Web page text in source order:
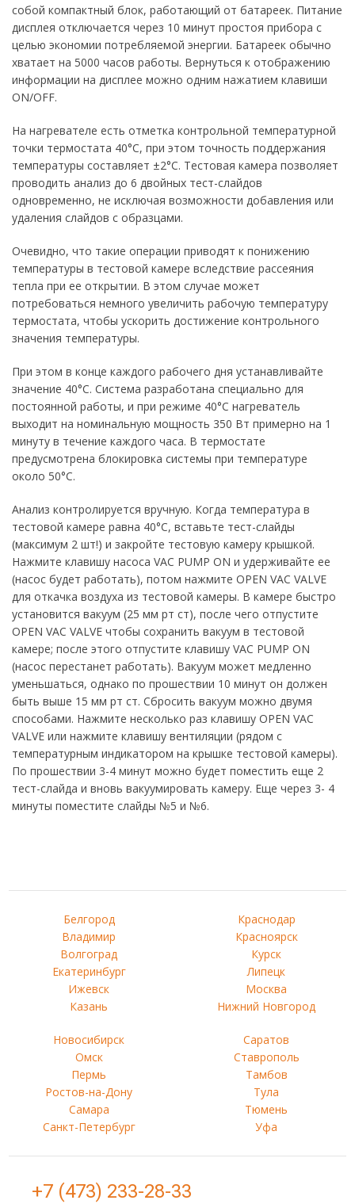
собой компактный блок, работающий от батареек. Питание
дисплея отключается через 10 минут простоя прибора с
целью экономии потребляемой энергии. Батареек обычно
хватает на 5000 часов работы. Вернуться к отображению
информации на дисплее можно одним нажатием клавиши
ON/OFF.
На нагревателе есть отметка контрольной температурной
точки термостата 40°C, при этом точность поддержания
температуры составляет ±2°C. Тестовая камера позволяет
проводить анализ до 6 двойных тест-слайдов
одновременно, не исключая возможности добавления или
удаления слайдов с образцами.
Очевидно, что такие операции приводят к понижению
температуры в тестовой камере вследствие рассеяния
тепла при ее открытии. В этом случае может
потребоваться немного увеличить рабочую температуру
термостата, чтобы ускорить достижение контрольного
значения температуры.
При этом в конце каждого рабочего дня устанавливайте
значение 40°C. Система разработана специально для
постоянной работы, и при режиме 40°C нагреватель
выходит на номинальную мощность 350 Вт примерно на 1
минуту в течение каждого часа. В термостате
предусмотрена блокировка системы при температуре
около 50°C.
Анализ контролируется вручную. Когда температура в
тестовой камере равна 40°C, вставьте тест-слайды
(максимум 2 шт!) и закройте тестовую камеру крышкой.
Нажмите клавишу насоса VAC PUMP ON и удерживайте ее
(насос будет работать), потом нажмите OPEN VAC VALVE
для откачка воздуха из тестовой камеры. В камере быстро
установится вакуум (25 мм рт ст), после чего отпустите
OPEN VAC VALVE чтобы сохранить вакуум в тестовой
камере; после этого отпустите клавишу VAC PUMP ON
(насос перестанет работать). Вакуум может медленно
уменьшаться, однако по прошествии 10 минут он должен
быть выше 15 мм рт ст. Сбросить вакуум можно двумя
способами. Нажмите несколько раз клавишу OPEN VAC
VALVE или нажмите клавишу вентиляции (рядом с
температурным индикатором на крышке тестовой камеры).
По прошествии 3-4 минут можно будет поместить еще 2
тест-слайда и вновь вакуумировать камеру. Еще через 3- 4
минуты поместите слайды №5 и №6.
Белгород
Владимир
Волгоград
Екатеринбург
Ижевск
Казань
Краснодар
Красноярск
Курск
Липецк
Москва
Нижний Новгород
Новосибирск
Омск
Пермь
Ростов-на-Дону
Самара
Санкт-Петербург
Саратов
Ставрополь
Тамбов
Тула
Тюмень
Уфа
+7 (473) 233-28-33